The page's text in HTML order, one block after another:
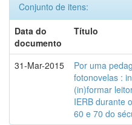
Conjunto de itens:
Data do
documento
Título
31-Mar-2015
Por uma
fotonovelas :
(in)formar
IERB durante
60 e 70 do